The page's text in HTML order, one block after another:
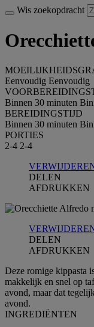
Wis zoekopdracht
Eenvoudig Eenvoudig
Binnen 30 minuten
BEREIDINGSTIJD
Binnen 30 minuten
PORTIES
2-4 2-4
DELEN
AFDRUKKEN
DELEN
AFDRUKKEN
Deze romige kippasta
makkelijk en snel op
avond, maar dat
avond.
INGREDIЁNTEN